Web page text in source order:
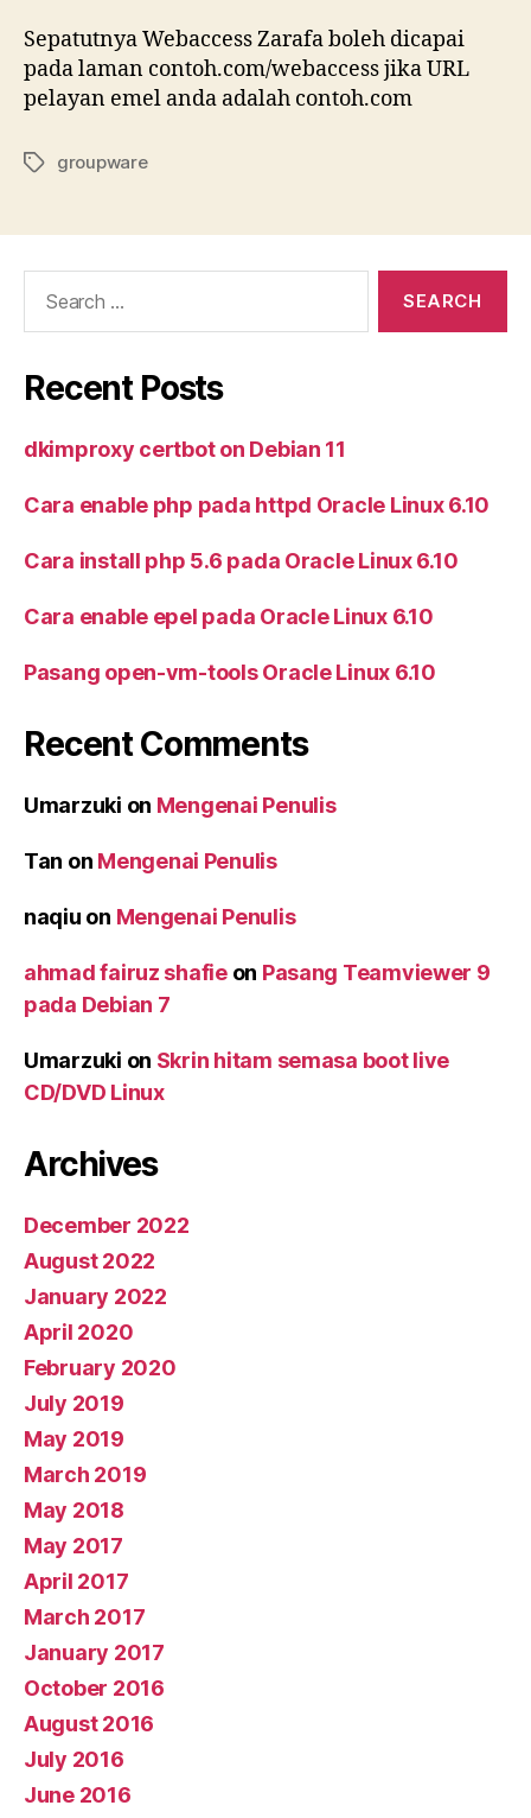
Sepatutnya Webaccess Zarafa boleh dicapai
pada laman contoh.com/webaccess jika URL
pelayan emel anda adalah contoh.com
Tagsgroupware
Recent Posts
dkimproxy certbot on Debian 11
Cara enable php pada httpd Oracle Linux 6.10
Cara install php 5.6 pada Oracle Linux 6.10
Cara enable epel pada Oracle Linux 6.10
Pasang open-vm-tools Oracle Linux 6.10
Recent Comments
Umarzuki on Mengenai Penulis
Tan on Mengenai Penulis
naqiu on Mengenai Penulis
ahmad fairuz shafieon Pasang Teamviewer 9
pada Debian 7
Umarzuki on Skrin hitam semasa boot live
CD/DVD Linux
Archives
December 2022
August 2022
January 2022
April 2020
February 2020
July 2019
May 2019
March 2019
May 2018
May 2017
April 2017
March 2017
January 2017
October 2016
August 2016
July 2016
June 2016